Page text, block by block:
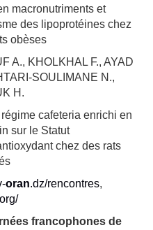
macronutriments et
des lipoprotéines chez
obèses
A., KHOLKHAL F., AYAD
SOULIMANE N.,
H.
régime cafeteria enrichi en
sur le Statut
chez des rats
oran.dz/rencontres,
francophones de